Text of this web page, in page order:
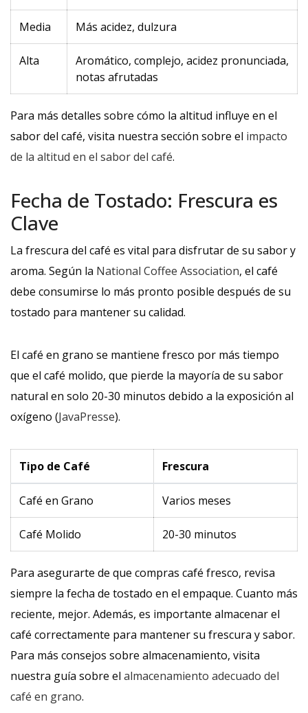
Media Más acidez, dulzura
Alta
Aromático, complejo, acidez pronunciada,
notas afrutadas
Para más detalles sobre cómo la altitud influye en el
sabor del café, visita nuestra sección sobre el impacto
de la altitud en el sabor del café.
Fecha de Tostado: Frescura es
Clave
La frescura del café es vital para disfrutar de su sabor y
aroma. Según la National Coffee Association, el café
debe consumirse lo más pronto posible después de su
tostado para mantener su calidad.
El café en grano se mantiene fresco por más tiempo
que el café molido, que pierde la mayoría de su sabor
natural en solo 20-30 minutos debido a la exposición al
oxígeno (JavaPresse).
Tipo de Café Frescura
Café en Grano Varios meses
Café Molido 20-30 minutos
Para asegurarte de que compras café fresco, revisa
siempre la fecha de tostado en el empaque. Cuanto más
reciente, mejor. Además, es importante almacenar el
café correctamente para mantener su frescura y sabor.
Para más consejos sobre almacenamiento, visita
nuestra guía sobre el almacenamiento adecuado del
café en grano.